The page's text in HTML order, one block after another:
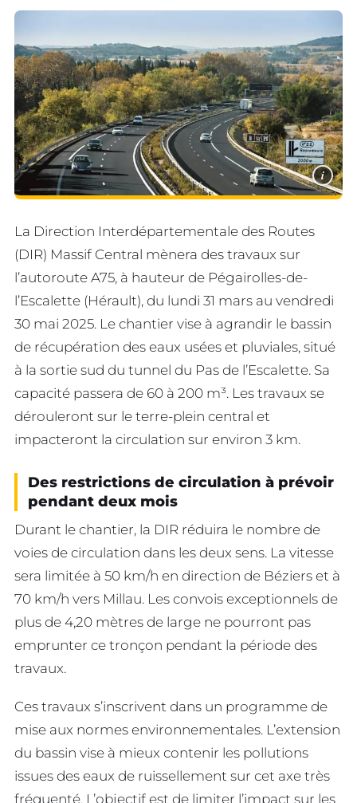
i
La Direction Interdépartementale des Routes
(DIR) Massif Central mènera des travaux sur
l’autoroute A75, à hauteur de Pégairolles-de-
l’Escalette (Hérault), du lundi 31 mars au vendredi
30 mai 2025. Le chantier vise à agrandir le bassin
de récupération des eaux usées et pluviales, situé
à la sortie sud du tunnel du Pas de l’Escalette. Sa
capacité passera de 60 à 200 m³. Les travaux se
dérouleront sur le terre-plein central et
impacteront la circulation sur environ 3 km.
Des restrictions de circulation à prévoir
pendant deux mois
Durant le chantier, la DIR réduira le nombre de
voies de circulation dans les deux sens. La vitesse
sera limitée à 50 km/h en direction de Béziers et à
70 km/h vers Millau. Les convois exceptionnels de
plus de 4,20 mètres de large ne pourront pas
emprunter ce tronçon pendant la période des
travaux.
Ces travaux s’inscrivent dans un programme de
mise aux normes environnementales. L’extension
du bassin vise à mieux contenir les pollutions
issues des eaux de ruissellement sur cet axe très
fréquenté. L’objectif est de limiter l’impact sur les